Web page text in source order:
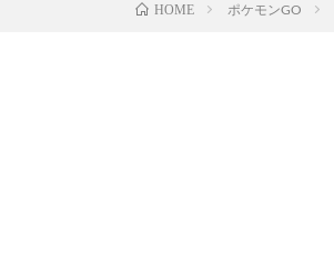
HOME ポケモンGO